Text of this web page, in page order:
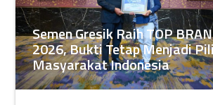
Semen Gresik Raih TOP
2026, Bukti Tetap Menjadi
Masyarakat Indonesia